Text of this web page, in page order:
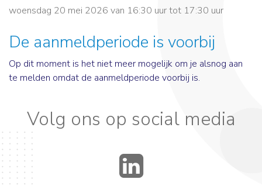
woensdag 20 mei 2026 van 16:30 uur tot 17:30 uur
De aanmeldperiode is voorbij
Op dit moment is het niet meer mogelijk om je alsnog aan
te melden omdat de aanmeldperiode voorbij is.
Volg ons op social media